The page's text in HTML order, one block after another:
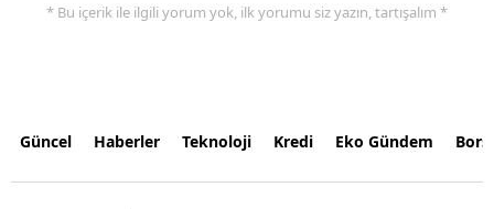
* Bu içerik ile ilgili yorum yok, ilk yorumu siz yazın, tartışalım *
Güncel Haberler Teknoloji Kredi Eko Gündem